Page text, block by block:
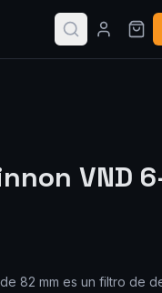
VND
82 mm es un filtro de